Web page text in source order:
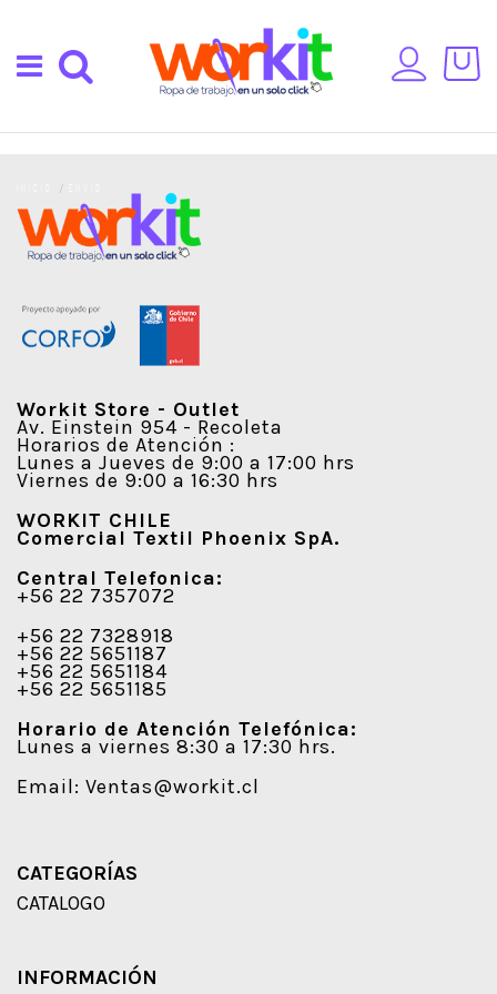
Workit Store - Outlet
Av. Einstein 954 - Recoleta
Horarios de Atención :
Lunes a Jueves de 9:00 a 17:00 hrs
Viernes de 9:00 a 16:30 hrs
WORKIT CHILE
Comercial Textil Phoenix SpA.
Central Telefonica:
+56 22 7357072
+56 22 7328918
+56 22 5651187
+56 22 5651184
+56 22 5651185
Horario de Atención Telefónica:
Lunes a viernes 8:30 a 17:30 hrs.
Email: Ventas@workit.cl
CATEGORÍAS
CATALOGO
INFORMACIÓN